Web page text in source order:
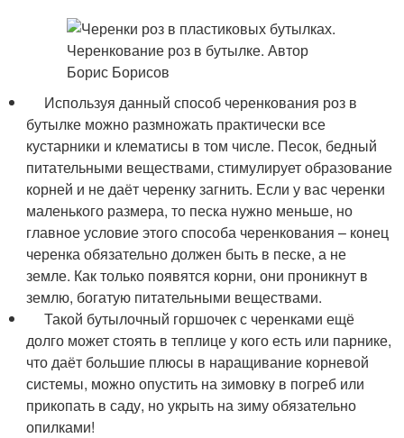
Используя данный способ черенкования роз в
бутылке можно размножать практически все
кустарники и клематисы в том числе. Песок, бедный
питательными веществами, стимулирует образование
корней и не даёт черенку загнить. Если у вас черенки
маленького размера, то песка нужно меньше, но
главное условие этого способа черенкования – конец
черенка обязательно должен быть в песке, а не
земле. Как только появятся корни, они проникнут в
землю, богатую питательными веществами.
Такой бутылочный горшочек с черенками ещё
долго может стоять в теплице у кого есть или парнике,
что даёт большие плюсы в наращивание корневой
системы, можно опустить на зимовку в погреб или
прикопать в саду, но укрыть на зиму обязательно
опилками!